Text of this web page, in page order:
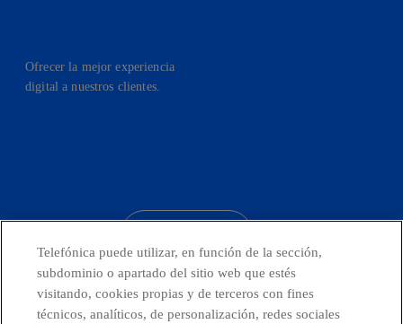
Ofrecer la mejor experiencia
digital a nuestros clientes.
Telefónica en redes sociales
Telefónica puede utilizar, en función de la sección,
subdominio o apartado del sitio web que estés
visitando, cookies propias y de terceros con fines
técnicos, analíticos, de personalización, redes sociales